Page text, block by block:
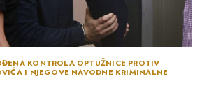
KONTROLA OPTUŽNICE PROTIV
I NJEGOVE NAVODNE KRIMINALNE